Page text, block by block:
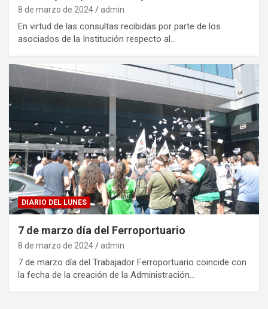
8 de marzo de 2024 admin
En virtud de las consultas recibidas por parte de los
asociados de la Institución respecto al…
DIARIO DEL LUNES
7 de marzo día del Ferroportuario
8 de marzo de 2024 admin
7 de marzo día del Trabajador Ferroportuario coincide con
la fecha de la creación de la Administración…